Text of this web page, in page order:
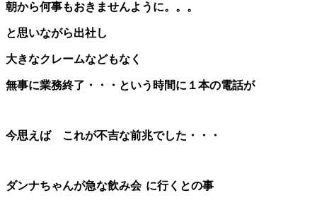
朝から何事もおきませんように。。。
と思いながら出社し
大きなクレームなどもなく
無事に業務終了・・・という時間に １本の電話が
今思えば これが不吉な前兆でした・・・
ダンナちゃんが急な飲み会 に行くとの事